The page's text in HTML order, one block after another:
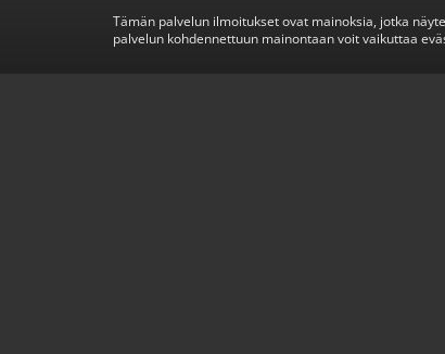
Tämän palvelun ilmoitukset ovat mainoksia, jotka
palvelun kohdennettuun mainontaan voit vaikuttaa